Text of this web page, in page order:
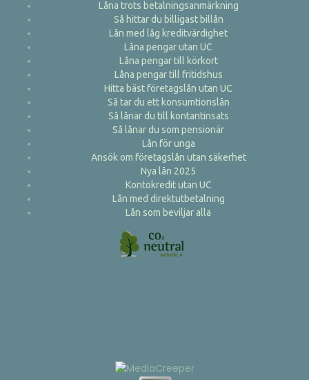
Låna trots betalningsanmärkning
Så hittar du billigast billån
Lån med låg kreditvärdighet
Låna pengar utan UC
Låna pengar till körkort
Låna pengar till fritidshus
Hitta bäst företagslån utan UC
Så tar du ett konsumtionslån
Så lånar du till kontantinsats
Så lånar du som pensionär
Lån för unga
Ansök om företagslån utan säkerhet
Nya lån 2025
Kontokredit utan UC
Lån med direktutbetalning
Lån som beviljar alla